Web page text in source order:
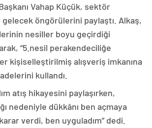
Vahap Küçük, sektör
öngörülerini paylaştı. Alkaş,
nesiller boyu geçirdiği
“5.nesil perakendeciliğe
kişiselleştirilmiş alışveriş imkanına
kullandı.
atış hikayesini paylaşırken,
nedeniyle dükkânı ben açmaya
verdi, ben uyguladım” dedi.